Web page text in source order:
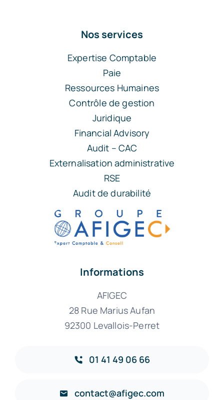
Nos services
Expertise Comptable
Paie
Ressources Humaines
Contrôle de gestion
Juridique
Financial Advisory
Audit – CAC
Externalisation administrative
RSE
Audit de durabilité
Informations
AFIGEC
28 Rue Marius Aufan
92300 Levallois-Perret
01 41 49 06 66
contact@afigec.com